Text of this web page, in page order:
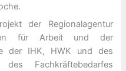
der Regionalagentur
für Arbeit und der
der IHK, HWK und des
Fachkräftebedarfes